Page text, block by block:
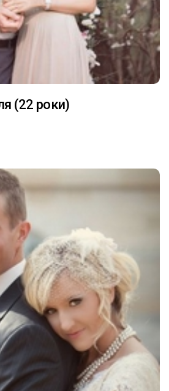
(22 роки)